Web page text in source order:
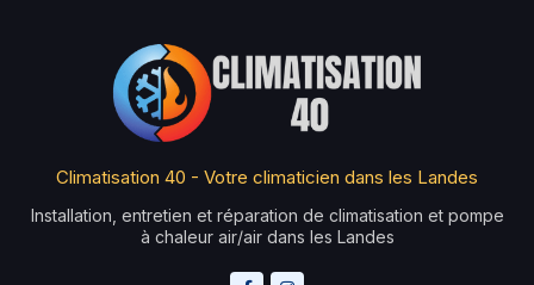
Climatisation 40 - Votre climaticien dans les Landes
Installation, entretien et réparation de climatisation et pompe
à chaleur air/air dans les Landes